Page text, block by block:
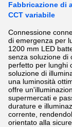
Fabbricazione di
CCT variabile
Connessione
di emergenza per
1200 mm LED
senza soluzione di
perfetto per lunghi
soluzione di
una luminosità
offre
supermercati e
durature e
corrente,
orientato alla